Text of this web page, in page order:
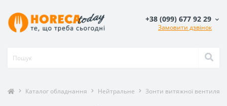
+38 (099) 677 92 29
Замовити дзвінок
Каталог обладнання Нейтральне Зонти витяжної вентиляції